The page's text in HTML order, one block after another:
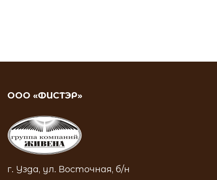
ООО «ФИСТЭР»
г. Узда, ул. Восточная, б/н